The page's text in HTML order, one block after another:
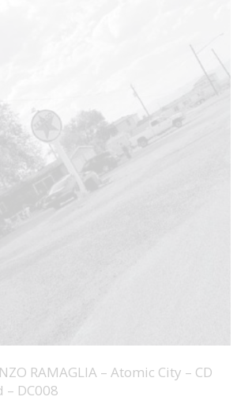
RAMAGLIA – Atomic City – CD
DC008